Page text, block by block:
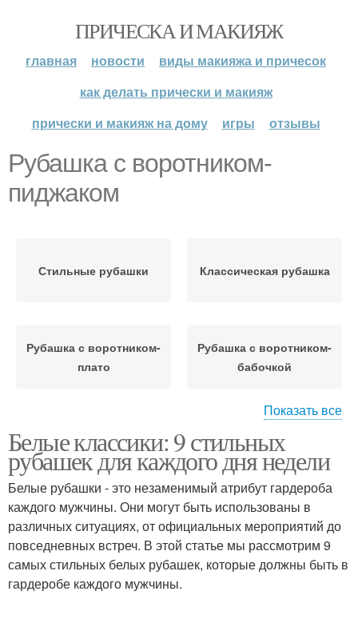
ПРИЧЕСКА И МАКИЯЖ
главная новости
виды макияжа и причесок
как делать прически и макияж
прически и макияж на дому
игры отзывы
Рубашка с воротником-
пиджаком
Стильные рубашки Классическая рубашка
Рубашка с воротником-
плато
Рубашка с воротником-
бабочкой
реверсом
пластроном
Рубашки с различными
нарядами
Рубашки для создания
Показать все
Белые классики: 9 стильных
рубашек для каждого дня недели
Белые рубашки - это незаменимый атрибут гардероба
каждого мужчины. Они могут быть использованы в
различных ситуациях, от официальных мероприятий до
повседневных встреч. В этой статье мы рассмотрим 9
самых стильных белых рубашек, которые должны быть в
гардеробе каждого мужчины.